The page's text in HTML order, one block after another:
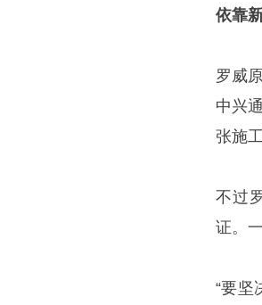
依靠
罗威
中兴
张施
不过
证。
“要坚